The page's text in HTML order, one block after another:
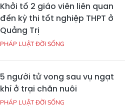
Khởi tố 2 giáo viên liên quan
đến kỳ thi tốt nghiệp THPT ở
Quảng Trị
PHÁP LUẬT ĐỜI SỐNG
5 người tử vong sau vụ ngạt
khí ở trại chăn nuôi
PHÁP LUẬT ĐỜI SỐNG